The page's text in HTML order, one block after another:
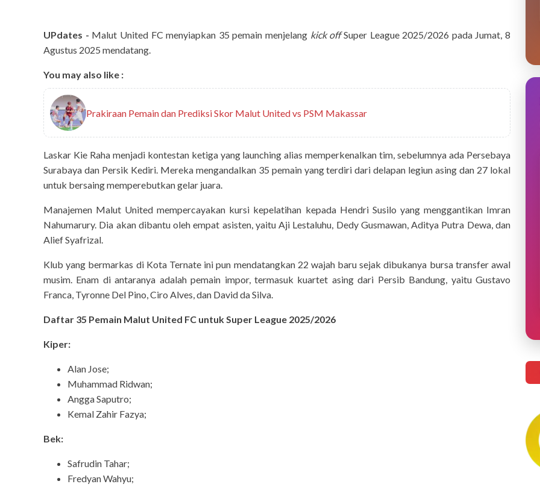
UPdates - Malut United FC menyiapkan 35 pemain menjelang kick offSuper League 2025/2026 pada Jumat, 8
Agustus 2025 mendatang.
You may also like :
Prakiraan Pemain dan Prediksi Skor Malut United vs PSM Makassar
Laskar Kie Raha menjadi kontestan ketiga yang launching alias memperkenalkan tim, sebelumnya ada Persebaya
Surabaya dan Persik Kediri. Mereka mengandalkan 35 pemain yang terdiri dari delapan legiun asing dan 27 lokal
untuk bersaing memperebutkan gelar juara.
Manajemen Malut United mempercayakan kursi kepelatihan kepada Hendri Susilo yang menggantikan Imran
Nahumarury. Dia akan dibantu oleh empat asisten, yaitu Aji Lestaluhu, Dedy Gusmawan, Aditya Putra Dewa, dan
Alief Syafrizal.
Klub yang bermarkas di Kota Ternate ini pun mendatangkan 22 wajah baru sejak dibukanya bursa transfer awal
musim. Enam di antaranya adalah pemain impor, termasuk kuartet asing dari Persib Bandung, yaitu Gustavo
Franca, Tyronne Del Pino, Ciro Alves, dan David da Silva.
Daftar 35 Pemain Malut United FC untuk Super League 2025/2026
Kiper:
Alan Jose;
Muhammad Ridwan;
Angga Saputro;
Kemal Zahir Fazya;
Bek:
Safrudin Tahar;
Fredyan Wahyu;